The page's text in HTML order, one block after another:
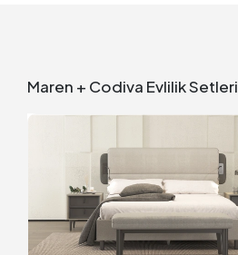
Maren + Codiva Evlilik Setleri